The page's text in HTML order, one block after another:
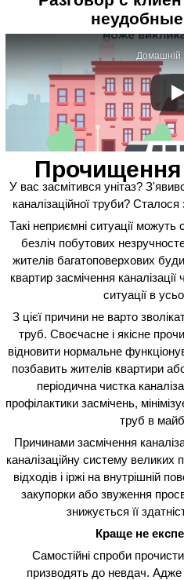
Домашній
Прочищення
У вас засмітився унітаз?
каналізаційної труби? Сталося
Такі неприємні ситуації
безліч побутових
жителів багатоповерхових
квартир засмічення
ситуації в
З цієї причини не варто
труб. Своєчасне і якісне
відновити нормальне
позбавить жителів квартири
періодична чистка
профілактики засмічень,
труб в
Причинами засмічення
каналізаційну систему
відходів і іржі на внутрішній
закупорки або звуження
знижується її
Краще не
Самостійні спроби
призводять до невдач.